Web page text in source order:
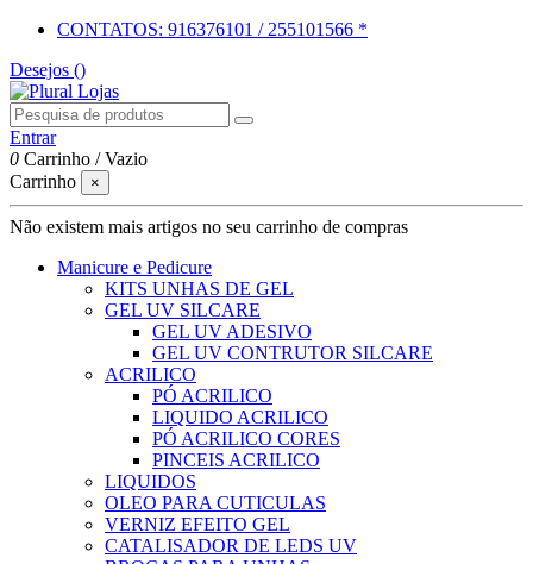
CONTATOS: 916376101 / 255101566 *
Desejos ()
Entrar
0 Carrinho /Vazio
Carrinho
×
Não existem mais artigos no seu carrinho de compras
Manicure e Pedicure
KITS UNHAS DE GEL
GEL UV SILCARE
GEL UV ADESIVO
GEL UV CONTRUTOR SILCARE
ACRILICO
PÓ ACRILICO
LIQUIDO ACRILICO
PÓ ACRILICO CORES
PINCEIS ACRILICO
LIQUIDOS
OLEO PARA CUTICULAS
VERNIZ EFEITO GEL
CATALISADOR DE LEDS UV